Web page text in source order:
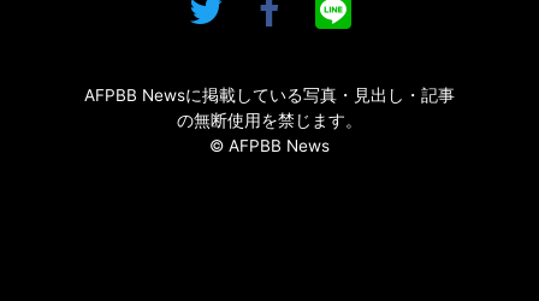
AFPBB Newsに掲載している写真・見出し・記事
の無断使用を禁じます。
© AFPBB News